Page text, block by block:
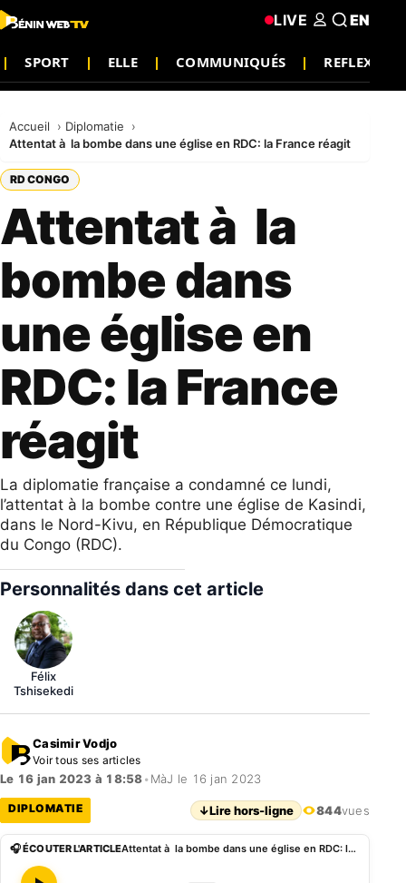
SPORT ELLE COMMUNIQUÉS REFLEXION
LIVE EN
Accueil
Diplomatie
Attentat à la bombe dans une église en RDC: la France réagit
RD CONGO
Attentat à la
bombe dans
une église en
RDC: la France
réagit
La diplomatie française a condamné ce lundi,
l’attentat à la bombe contre une église de Kasindi,
dans le Nord-Kivu, en République Démocratique
du Congo (RDC).
Personnalités dans cet article
Félix
Tshisekedi
Casimir Vodjo
Voir tous ses articles
Le 16 jan 2023 à 18:58• MàJ le 16 jan 2023
DIPLOMATIE ↓Lire hors-ligne 844vues
🎧 ÉCOUTER L'ARTICLE Attentat à la bombe dans une église en RDC: la France réagit